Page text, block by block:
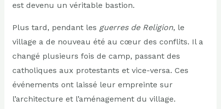
est devenu un véritable bastion.
Plus tard, pendant les guerres de Religion, le
village a de nouveau été au cœur des conflits. Il a
changé plusieurs fois de camp, passant des
catholiques aux protestants et vice-versa. Ces
événements ont laissé leur empreinte sur
l’architecture et l’aménagement du village.